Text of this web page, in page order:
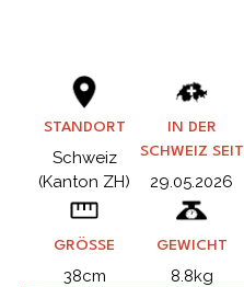
STANDORT
Schweiz
(Kanton ZH)
IN DER
SCHWEIZ SEIT
29.05.2026
GRÖSSE
38cm
GEWICHT
8.8kg